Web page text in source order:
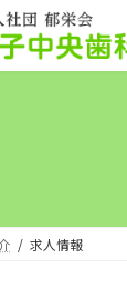
求人情報